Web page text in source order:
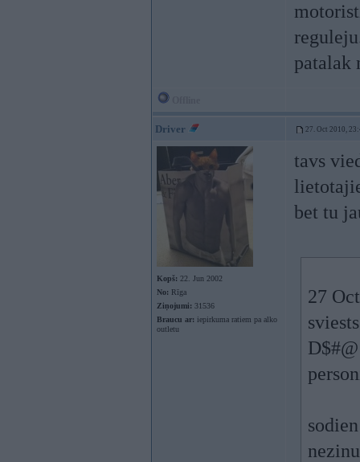
patalak
Driver 27. Oct 2010,
Kopš: 22. Jun 2002
No: Rīga
Ziņojumi: 31536
Braucu ar: iepirkuma ratiem pa alko
outletu
tavs
bet tu
27